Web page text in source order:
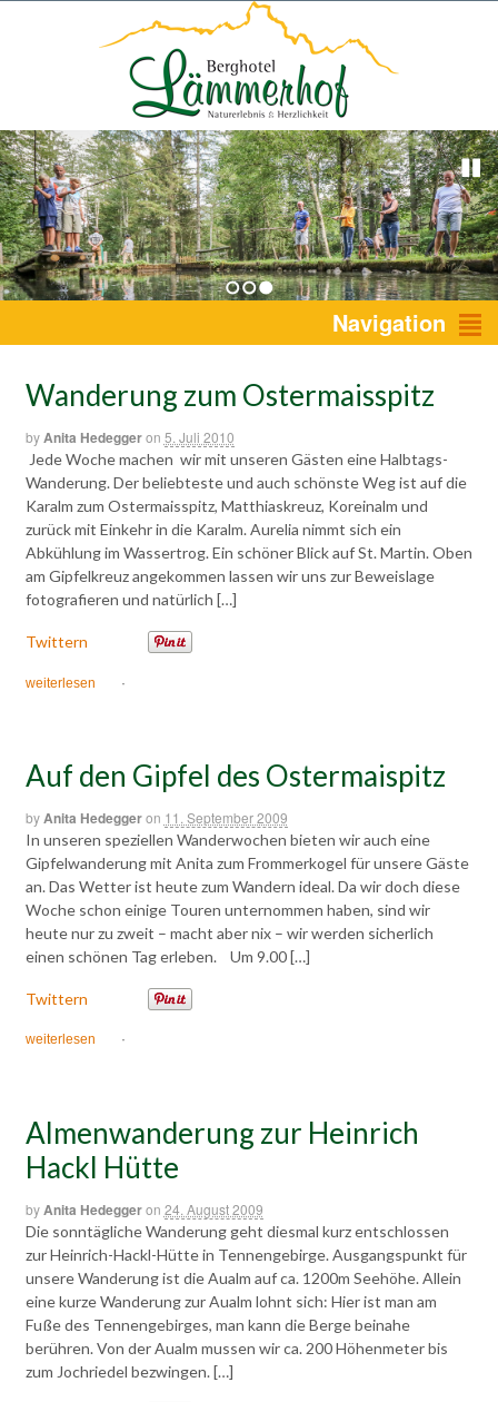
1 2 3 Navigation
Wanderung zum Ostermaisspitz
byAnita Hedeggeron 5. Juli 2010
Jede Woche machen wir mit unseren Gästen eine Halbtags-
Wanderung. Der beliebteste und auch schönste Weg ist auf die
Karalm zum Ostermaisspitz, Matthiaskreuz, Koreinalm und
zurück mit Einkehr in die Karalm. Aurelia nimmt sich ein
Abkühlung im Wassertrog. Ein schöner Blick auf St. Martin. Oben
am Gipfelkreuz angekommen lassen wir uns zur Beweislage
fotografieren und natürlich […]
Twittern
weiterlesen ·
Auf den Gipfel des Ostermaispitz
byAnita Hedeggeron 11. September 2009
In unseren speziellen Wanderwochen bieten wir auch eine
Gipfelwanderung mit Anita zum Frommerkogel für unsere Gäste
an. Das Wetter ist heute zum Wandern ideal. Da wir doch diese
Woche schon einige Touren unternommen haben, sind wir
heute nur zu zweit – macht aber nix – wir werden sicherlich
einen schönen Tag erleben. Um 9.00 […]
Twittern
weiterlesen ·
Almenwanderung zur Heinrich
Hackl Hütte
byAnita Hedeggeron 24. August 2009
Die sonntägliche Wanderung geht diesmal kurz entschlossen
zur Heinrich-Hackl-Hütte in Tennengebirge. Ausgangspunkt für
unsere Wanderung ist die Aualm auf ca. 1200m Seehöhe. Allein
eine kurze Wanderung zur Aualm lohnt sich: Hier ist man am
Fuße des Tennengebirges, man kann die Berge beinahe
berühren. Von der Aualm mussen wir ca. 200 Höhenmeter bis
zum Jochriedel bezwingen. […]